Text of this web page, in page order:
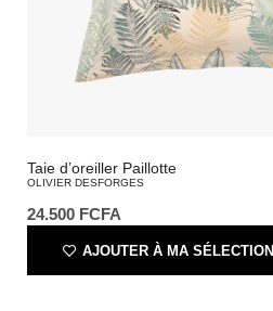
Taie d’oreiller Paillotte
OLIVIER DESFORGES
24.500 FCFA
AJOUTER À MA SÉLECTION